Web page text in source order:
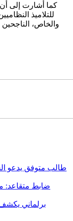
كما أشارت إلى
للتلاميذ
والخاص،
طالب متوفق يدعو
ضابط متقاعد: معاش
برلماني